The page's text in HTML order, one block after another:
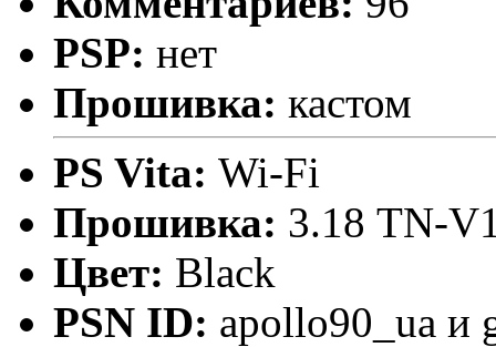
PSP: нет
Прошивка: кастом
PS Vita: Wi-Fi
Прошивка: 3.18 TN-
Цвет: Black
PSN ID: apollo90_ua и